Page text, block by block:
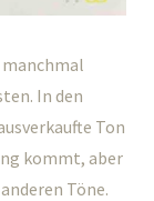
manchmal
In den
Ton
kommt, aber
Töne.